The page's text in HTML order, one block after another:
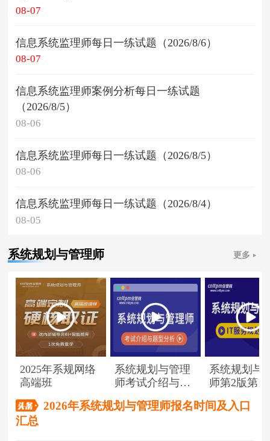
08-07
信息系统监理师每日一练试题（2026/8/6）
08-07
信息系统监理师案例分析每日一练试题
（2026/8/5）
08-06
信息系统监理师每日一练试题（2026/8/5）
08-06
信息系统监理师每日一练试题（2026/8/4）
08-05
系统规划与管理师 更多
2025年系规网络
高端班
系统规划与管理
师考试介绍与题
系统规划与
师第2版第1
2026年系统规划与管理师报名时间及入口
汇总